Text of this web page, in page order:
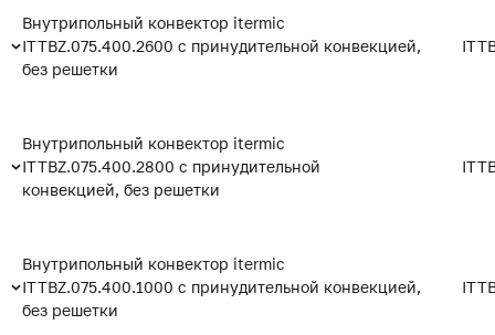
Внутрипольный конвектор itermic
ITTBZ.075.400.2600 с принудительной конвекцией,
без решетки
Внутрипольный конвектор itermic
ITTBZ.075.400.2800 с принудительной
конвекцией, без решетки
Внутрипольный конвектор itermic
ITTBZ.075.400.1000 с принудительной конвекцией,
без решетки